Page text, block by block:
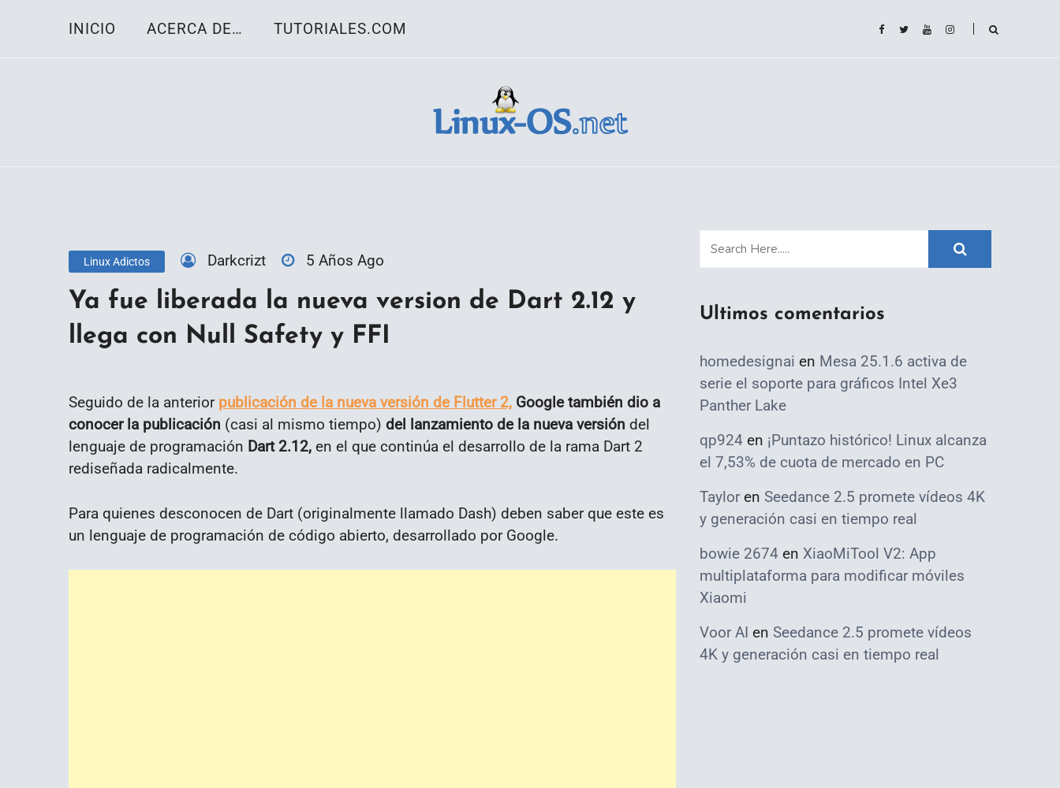
INICIO ACERCA DE… TUTORIALES.COM
Linux Adictos Darkcrizt 5 Años Ago
Ya fue liberada la nueva version de Dart 2.12 y
llega con Null Safety y FFI
Seguido de la anterior publicación de la nueva versión de Flutter 2, Google también dio a
conocer la publicación (casi al mismo tiempo) del lanzamiento de la nueva versión del
lenguaje de programación Dart 2.12, en el que continúa el desarrollo de la rama Dart 2
rediseñada radicalmente.
Para quienes desconocen de Dart (originalmente llamado Dash) deben saber que este es
un lenguaje de programación de código abierto, desarrollado por Google.
Ultimos comentarios
homedesignai en Mesa 25.1.6 activa de
serie el soporte para gráficos Intel Xe3
Panther Lake
qp924 en ¡Puntazo histórico! Linux alcanza
el 7,53% de cuota de mercado en PC
Taylor en Seedance 2.5 promete vídeos 4K
y generación casi en tiempo real
bowie 2674 en XiaoMiTool V2: App
multiplataforma para modificar móviles
Xiaomi
Voor AI en Seedance 2.5 promete vídeos
4K y generación casi en tiempo real